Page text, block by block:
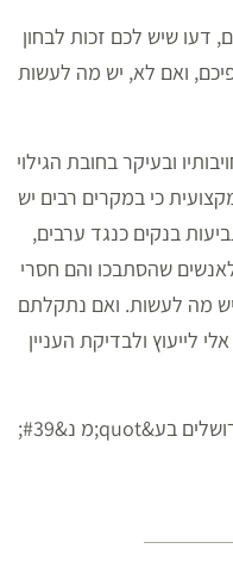
שיש לכם זכות לבחון
ואם לא, יש מה לעשות
ובעיקר בחובת הגילוי
כי במקרים רבים יש
בנקים כנגד ערבים,
שהסתבכו והם חסרי
יש מה לעשות. ואם נתקלתם
לייעוץ ולבדיקת העניין
(תאק (חי&#39;) 35985-11-10 בנק ירושלים בע&quot;מ נ&#39;